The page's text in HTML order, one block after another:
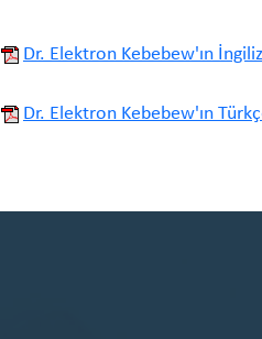
Dr. Elektron Kebebew'ın
Dr. Elektron Kebebew'ın